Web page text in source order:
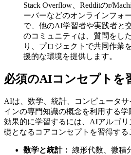
Stack Overflow、Redditのr/
ーバーなどのオンラインフォ
で、他のAI学習者や実践者と
のコミュニティは、質問をし
り、プロジェクトで共同作業
援的な環境を提供します。
必須のAIコンセプトを
AIは、数学、統計、コンピュータ
インの専門知識の概念を利用する
効果的に学習するには、AIアルゴ
礎となるコアコンセプトを習得する
数学と統計： 線形代数、微積